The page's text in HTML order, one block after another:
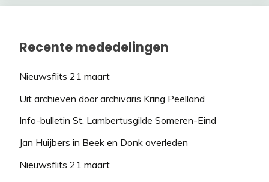
Recente mededelingen
Nieuwsflits 21 maart
Uit archieven door archivaris Kring Peelland
Info-bulletin St. Lambertusgilde Someren-Eind
Jan Huijbers in Beek en Donk overleden
Nieuwsflits 21 maart